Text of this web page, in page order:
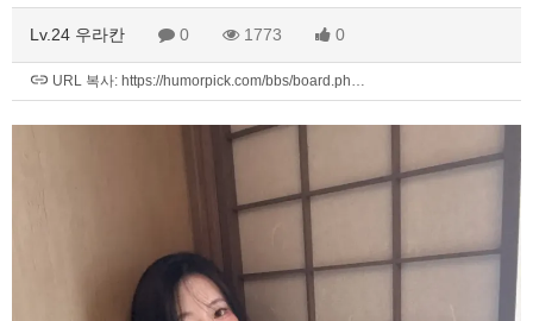
Lv.24 우라칸 0 1773 0
URL 복사: https://humorpick.com/bbs/board.ph…